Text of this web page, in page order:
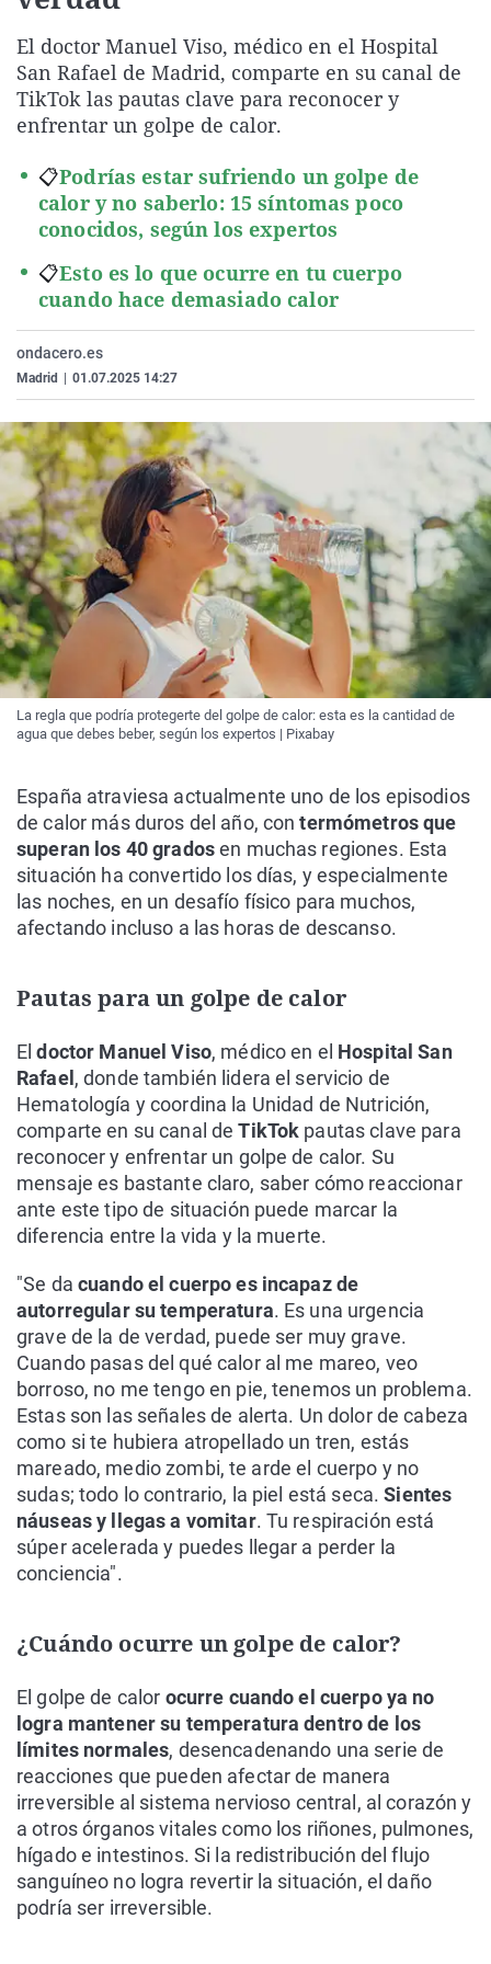
Gente viajera
Como el perro y el
Retornados
Equipo de
Galicia
La Rioja
País Vasco
Televisión
Elecciones
El doctor Manuel Viso, médico en el Hospital
San Rafael de Madrid, comparte en su canal de
TikTok las pautas clave para reconocer y
enfrentar un golpe de calor.
📋Podrías estar sufriendo un golpe de
calor y no saberlo: 15 síntomas poco
conocidos, según los expertos
📋Esto es lo que ocurre en tu cuerpo
cuando hace demasiado calor
ondacero.es
Madrid 01.07.2025 14:27
La regla que podría protegerte del golpe de calor: esta es la cantidad de
agua que debes beber, según los expertos | Pixabay
España atraviesa actualmente uno de los episodios
de calor más duros del año, con termómetros que
superan los 40 gradosen muchas regiones. Esta
situación ha convertido los días, y especialmente
las noches, en un desafío físico para muchos,
afectando incluso a las horas de descanso.
Pautas para un golpe de calor
Eldoctor Manuel Viso, médico en el Hospital San
Rafael , donde también lidera el servicio de
Hematología y coordina la Unidad de Nutrición,
comparte en su canal deTikTok pautas clave para
reconocer y enfrentar un golpe de calor. Su
mensaje es bastante claro, saber cómo reaccionar
ante este tipo de situación puede marcar la
diferencia entre la vida y la muerte.
"Se da cuando el cuerpo es incapaz de
autorregular su temperatura. Es una urgencia
grave de la de verdad, puede ser muy grave.
Cuando pasas del qué calor al me mareo, veo
borroso, no me tengo en pie, tenemos un problema.
Estas son las señales de alerta. Un dolor de cabeza
como si te hubiera atropellado un tren, estás
mareado, medio zombi, te arde el cuerpo y no
sudas; todo lo contrario, la piel está seca.Sientes
náuseas y llegas a vomitar. Tu respiración está
súper acelerada y puedes llegar a perder la
conciencia".
¿Cuándo ocurre un golpe de calor?
El golpe de calor ocurre cuando el cuerpo ya no
logra mantener su temperatura dentro de los
límites normales, desencadenando una serie de
reacciones que pueden afectar de manera
irreversible al sistema nervioso central, al corazón y
a otros órganos vitales como los riñones, pulmones,
hígado e intestinos. Si la redistribución del flujo
sanguíneo no logra revertir la situación, el daño
podría ser irreversible.